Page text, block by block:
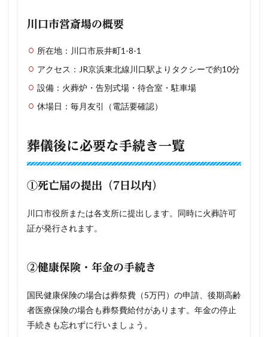
川口市営斎場の概要
所在地：川口市辰井町1-8-1
アクセス：JR京浜東北線川口駅よりタクシーで約10分
設備：火葬炉・告別式場・待合室・駐車場
休場日：毎月友引（電話要確認）
葬儀後に必要な手続き一覧
①死亡届の提出（7日以内）
川口市役所または各支所に提出します。同時に火葬許可
証が発行されます。
②健康保険・年金の手続き
国民健康保険の場合は葬祭費（5万円）の申請、後期高齢
者医療保険の場合も葬祭費給付があります。年金の停止
手続きも忘れずに行いましょう。